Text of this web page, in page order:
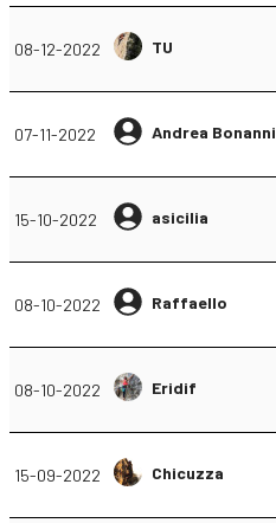
08-12-2022 TU
07-11-2022 Andrea Bonanni
15-10-2022 asicilia
08-10-2022 Raffaello
08-10-2022 Eridif
15-09-2022 Chicuzza